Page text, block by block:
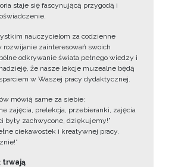
staje się fascynującą przygodą i
nauczycielom za codzienne
rozwijanie zainteresowań swoich
odkrywanie świata pełnego wiedzy i
że nasze lekcje muzealne będą
w Waszej pracy dydaktycznej.
mówią same za siebie:
zajęcia, prelekcja, przebieranki, zajęcia
były zachwycone, dziękujemy!”
ciekawostek i kreatywnej pracy.
trwają